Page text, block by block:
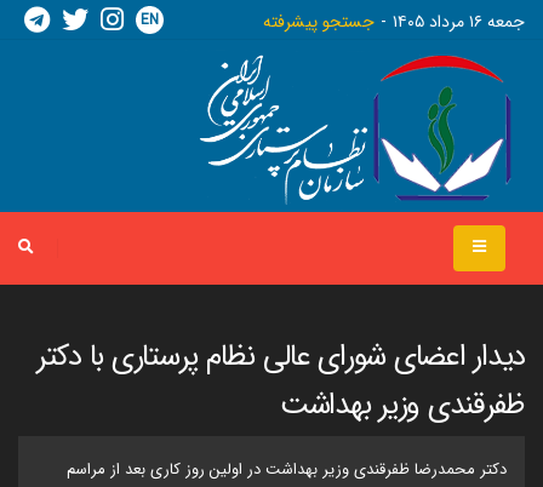
جمعه ١٦ مرداد ١٤٠٥ جستجو پیشرفته EN
دیدار اعضای شورای عالی نظام پرستاری با دکتر
ظفرقندی وزیر بهداشت
دکتر محمدرضا ظفرقندی وزیر بهداشت در اولین روز کاری بعد از مراسم